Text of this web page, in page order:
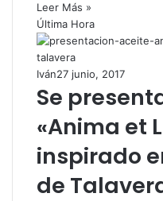
Leer Más »
Última Hora
Iván27 junio, 2017
Se
«Anima et
inspirado
de